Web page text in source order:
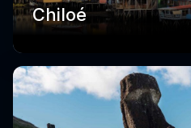
Chiloé